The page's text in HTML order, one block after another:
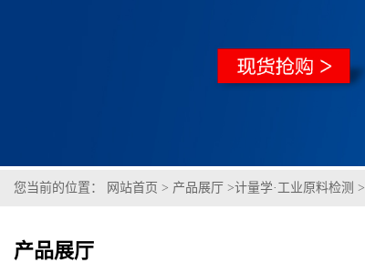
您当前的位置： 网站首页 > 产品展厅 >计量学·工业原料检测 >
产品展厅